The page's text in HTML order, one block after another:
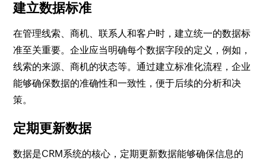
建立数据标准
在管理线索、商机、联系人和客户时，建立统一的数据标
准至关重要。企业应当明确每个数据字段的定义，例如，
线索的来源、商机的状态等。通过建立标准化流程，企业
能够确保数据的准确性和一致性，便于后续的分析和决
策。
定期更新数据
数据是CRM系统的核心，定期更新数据能够确保信息的